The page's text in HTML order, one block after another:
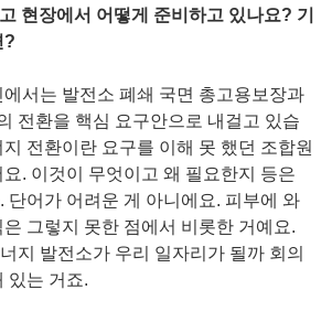
현장에서 어떻게 준비하고 있나요? 기
?
서는 발전소 폐쇄 국면 총고용보장과
전환을 핵심 요구안으로 내걸고 있습
전환이란 요구를 이해 못 했던 조합원
. 이것이 무엇이고 왜 필요한지 등은
단어가 어려운 게 아니에요. 피부에 와
그렇지 못한 점에서 비롯한 거예요.
지 발전소가 우리 일자리가 될까 회의
있는 거죠.